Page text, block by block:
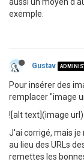
exemple.
Gustav
Pour insérer des
remplacer "image
![alt text](image url)
J'ai corrigé, mais je
au lieu des URLs
remettes les